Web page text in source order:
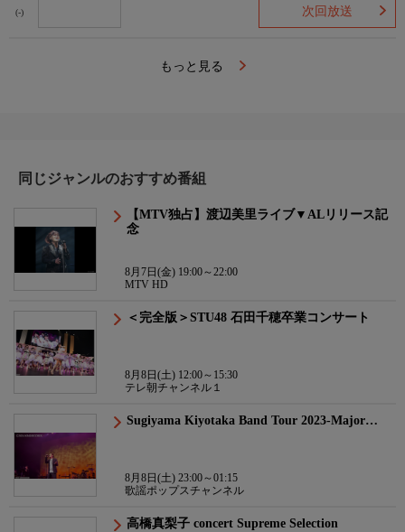
(-) 次回放送
もっと見る
同じジャンルのおすすめ番組
【MTV独占】渡辺美里ライブ▼ALリリース記
念
8月7日(金) 19:00～22:00
MTV HD
＜完全版＞STU48 石田千穂卒業コンサート
8月8日(土) 12:00～15:30
テレ朝チャンネル１
Sugiyama Kiyotaka Band Tour 2023-Major…
8月8日(土) 23:00～01:15
歌謡ポップスチャンネル
高橋真梨子 concert Supreme Selection